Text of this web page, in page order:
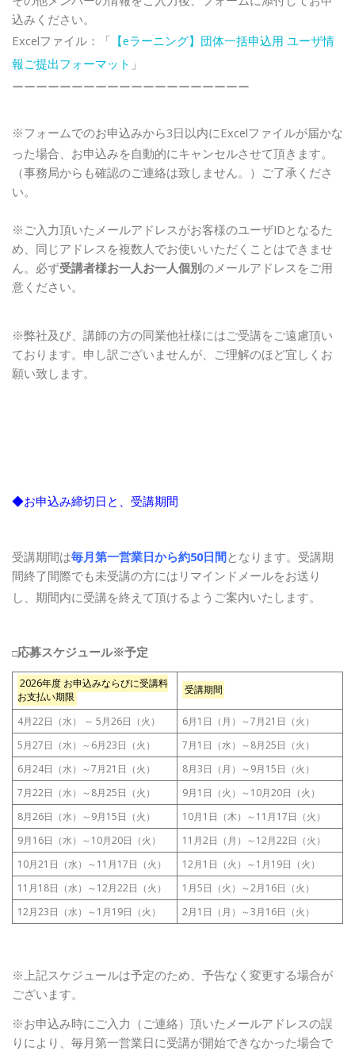
込みください。
Excelファイル：「 【eラーニング】団体一括申込用 ユーザ情
報ご提出フォーマット 」
ーーーーーーーーーーーーーーーーーーーー
※フォームでのお申込みから3日以内にExcelファイルが届かな
った場合、お申込みを自動的にキャンセルさせて頂きます。
（事務局からも確認のご連絡は致しません。）ご了承くださ
い。
※ご入力頂いたメールアドレスがお客様のユーザIDとなるた
め、同じアドレスを複数人でお使いいただくことはできませ
ん。必ず受講者様お一人お一人個別のメールアドレスをご用
意ください。
※弊社及び、講師の方の同業他社様にはご受講をご遠慮頂い
ております。申し訳ございませんが、ご理解のほど宜しくお
願い致します。
◆お申込み締切日と、受講期間
受講期間は毎月第一営業日から約50日間となります。受講期
間終了間際でも未受講の方にはリマインドメールをお送り
し、期間内に受講を終えて頂けるようご案内いたします。
□応募スケジュール※予定
2026年度 お申込みならびに受講料
お支払い期限
受講期間
4月22日（水） ～ 5月26日（火）
6月1日（月）～7月21日（火）
5月27日（水）～6月23日（火）
7月1日（水）～8月25日（火）
6月24日（水）～7月21日（火）
8月3日（月）～9月15日（火）
7月22日（水）～8月25日（火）
9月1日（火）～10月20日（火）
8月26日（水）～9月15日（火）
10月1日（木）～11月17日（火）
9月16日（水）～10月20日（火）
11月2日（月）～12月22日（火）
10月21日（水）～11月17日（火）
12月1日（火）～1月19日（火）
11月18日（水）～12月22日（火）
1月5日（火）～2月16日（火）
12月23日（水）～1月19日（火）
2月1日（月）～3月16日（火）
※上記スケジュールは予定のため、予告なく変更する場合が
ございます。
※お申込み時にご入力（ご連絡）頂いたメールアドレスの誤
りにより、毎月第一営業日に受講が開始できなかった場合で